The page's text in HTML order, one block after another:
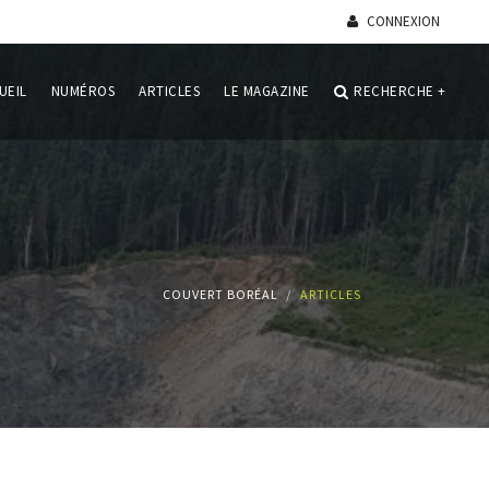
CONNEXION
RECHERCHE +
NUMÉROS ARTICLES LE MAGAZINE
COUVERT BORÉAL ARTICLES